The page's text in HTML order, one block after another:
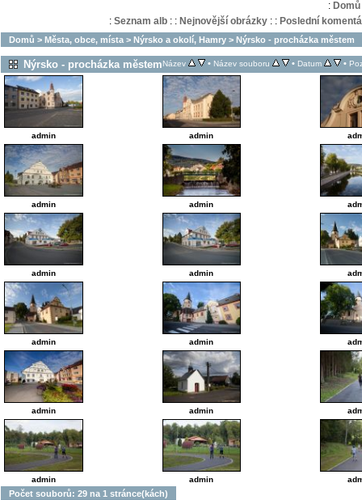
: Domů
: Seznam alb: : Nejnovější obrázky: : Poslední
Domů > Města, obce, místa > Nýrsko a okolí, Hamry > Nýrsko - procházka městem
Nýrsko - procházka městemNázev • Název souboru • Datum •
admin admin
admin admin
admin admin
admin admin
admin admin
admin admin
Počet souborů: 29 na 1 stránce(kách)